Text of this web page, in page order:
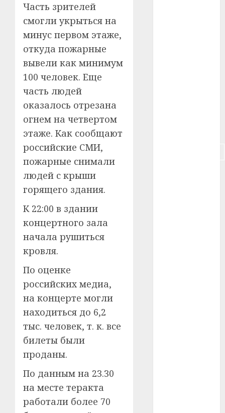
Часть зрителей
смогли укрыться на
минус первом этаже,
откуда пожарные
вывели как минимум
100 человек. Еще
часть людей
оказалось отрезана
огнем на четвертом
этаже. Как сообщают
российские СМИ,
пожарные снимали
людей с крыши
горящего здания.
К 22:00 в здании
концертного зала
начала рушиться
кровля.
По оценке
российских медиа,
на концерте могли
находиться до 6,2
тыс. человек, т. к. все
билеты были
проданы.
По данным на 23.30
на месте теракта
работали более 70